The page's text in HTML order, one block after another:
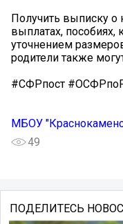
Получить выписку о
выплатах, пособиях,
уточнением
родители также
#СФРпост
МБОУ
49
ПОДЕЛИТЕСЬ